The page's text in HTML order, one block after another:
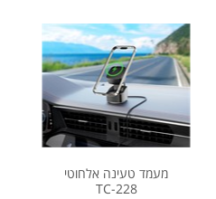
מעמד טעינה אלחוטי
TC-228